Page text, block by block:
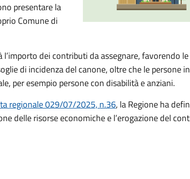
presentare la
Comune di
dei contributi da assegnare, favorendo
di incidenza del canone, oltre che le persone
per esempio persone con disabilità e anziani.
regionale 029/07/2025, n.36, la Regione ha
delle risorse economiche e l’erogazione del